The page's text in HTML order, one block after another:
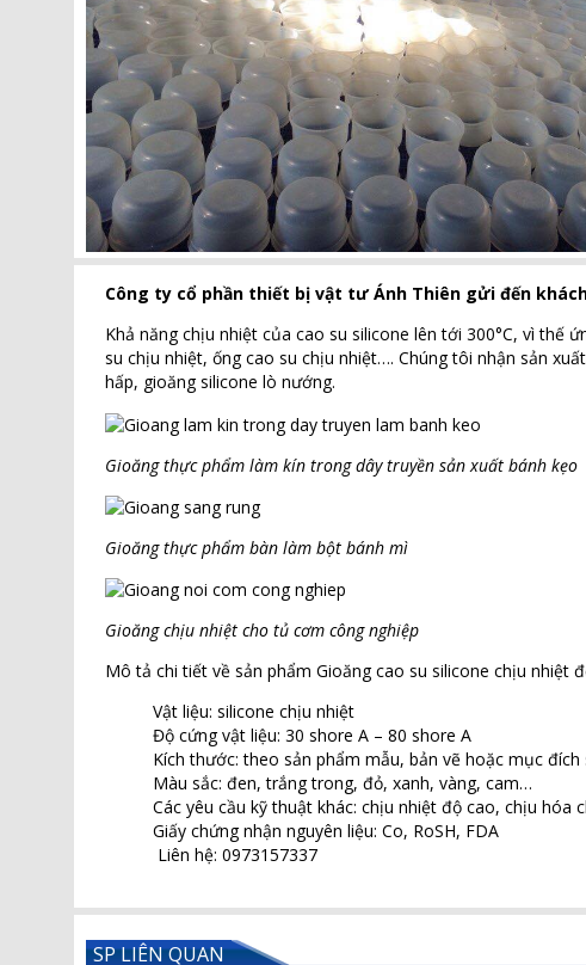
Công ty cổ phần thiết bị vật tư Ánh Thiên gửi đến
Khả năng chịu nhiệt của cao su silicone lên tới 300°C, vì thế
su chịu nhiệt, ống cao su chịu nhiệt…. Chúng tôi nhận sản
hấp, gioăng silicone lò nướng.
Gioăng thực phẩm làm kín trong dây truyền sản xuất bánh kẹo
Gioăng thực phẩm bàn làm bột bánh mì
Gioăng chịu nhiệt cho tủ cơm công nghiệp
Mô tả chi tiết về sản phẩm Gioăng cao su silicone chịu nhiệt
Vật liệu: silicone chịu nhiệt
Độ cứng vật liệu: 30 shore A – 80 shore A
Kích thước: theo sản phẩm mẫu, bản vẽ hoặc mục
Màu sắc: đen, trắng trong, đỏ, xanh, vàng, cam…
Các yêu cầu kỹ thuật khác: chịu nhiệt độ cao, chịu
Giấy chứng nhận nguyên liệu: Co, RoSH, FDA
Liên hệ: 0973157337
SP LIÊN QUAN